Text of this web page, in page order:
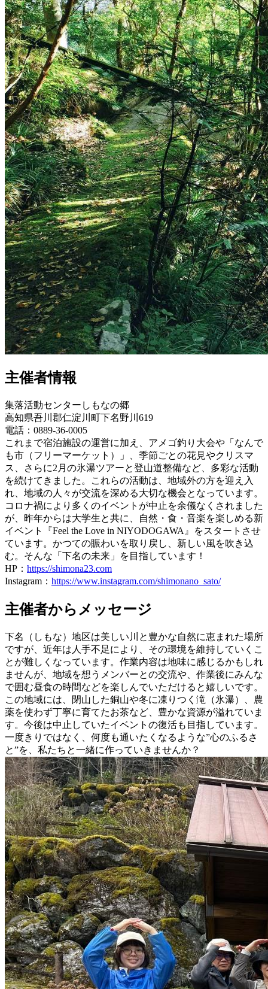
主催者情報
集落活動センターしもなの郷
高知県吾川郡仁淀川町下名野川619
電話：0889-36-0005
これまで宿泊施設の運営に加え、アメゴ釣り大会や「なんで
も市（フリーマーケット）」、季節ごとの花見やクリスマ
ス、さらに2月の氷瀑ツアーと登山道整備など、多彩な活動
を続けてきました。これらの活動は、地域外の方を迎え入
れ、地域の人々が交流を深める大切な機会となっています。
コロナ禍により多くのイベントが中止を余儀なくされました
が、昨年からは大学生と共に、自然・食・音楽を楽しめる新
イベント『Feel the Love in NIYODOGAWA』をスタートさせ
ています。かつての賑わいを取り戻し、新しい風を吹き込
む。そんな「下名の未来」を目指しています！
HP： https://shimona23.com
Instagram： https://www.instagram.com/shimonano_sato/
主催者からメッセージ
下名（しもな）地区は美しい川と豊かな自然に恵まれた場所
ですが、近年は人手不足により、その環境を維持していくこ
とが難しくなっています。作業内容は地味に感じるかもしれ
ませんが、地域を想うメンバーとの交流や、作業後にみんな
で囲む昼食の時間などを楽しんでいただけると嬉しいです。
この地域には、閉山した銅山や冬に凍りつく滝（氷瀑）、農
薬を使わず丁寧に育てたお茶など、豊かな資源が溢れていま
す。今後は中止していたイベントの復活も目指しています。
一度きりではなく、何度も通いたくなるような”心のふるさ
と”を、私たちと一緒に作っていきませんか？